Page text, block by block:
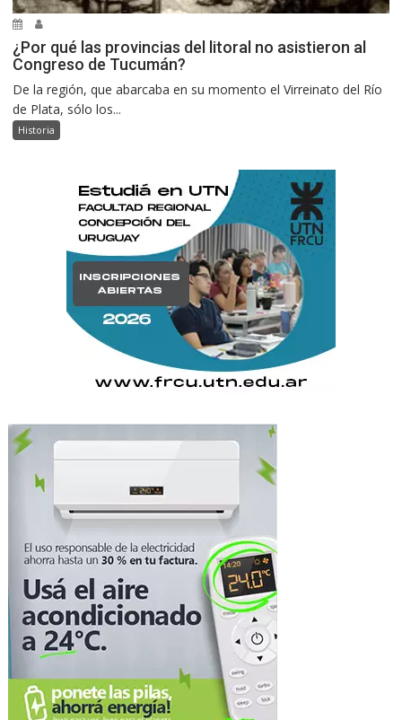
¿Por qué las provincias del litoral no asistieron al
Congreso de Tucumán?
De la región, que abarcaba en su momento el Virreinato del Río
de Plata, sólo los...
Historia